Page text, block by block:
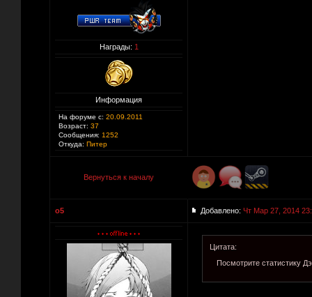
Награды: 1
Информация
На форуме с: 20.09.2011
Возраст: 37
Сообщения: 1252
Откуда: Питер
Вернуться к началу
o5 Добавлено: Чт Мар 27, 2014
Цитата:
Посмотрите статистику